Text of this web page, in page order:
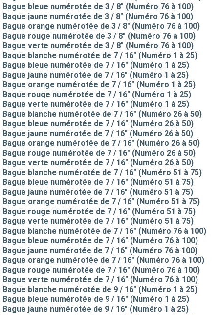
Bague bleue numérotée de 3 / 8" (Numéro 76 à 100)
Bague jaune numérotée de 3 / 8" (Numéro 76 à 100)
Bague orange numérotée de 3 / 8" (Numéro 76 à 100)
Bague rouge numérotée de 3 / 8" (Numéro 76 à 100)
Bague verte numérotée de 3 / 8" (Numéro 76 à 100)
Bague blanche numérotée de 7 / 16" (Numéro 1 à 25)
Bague bleue numérotée de 7 / 16" (Numéro 1 à 25)
Bague jaune numérotée de 7 / 16" (Numéro 1 à 25)
Bague orange numérotée de 7 / 16" (Numéro 1 à 25)
Bague rouge numérotée de 7 / 16" (Numéro 1 à 25)
Bague verte numérotée de 7 / 16" (Numéro 1 à 25)
Bague blanche numérotée de 7 / 16" (Numéro 26 à 50)
Bague bleue numérotée de 7 / 16" (Numéro 26 à 50)
Bague jaune numérotée de 7 / 16" (Numéro 26 à 50)
Bague orange numérotée de 7 / 16" (Numéro 26 à 50)
Bague rouge numérotée de 7 / 16" (Numéro 26 à 50)
Bague verte numérotée de 7 / 16" (Numéro 26 à 50)
Bague blanche numérotée de 7 / 16" (Numéro 51 à 75)
Bague bleue numérotée de 7 / 16" (Numéro 51 à 75)
Bague jaune numérotée de 7 / 16" (Numéro 51 à 75)
Bague orange numérotée de 7 / 16" (Numéro 51 à 75)
Bague rouge numérotée de 7 / 16" (Numéro 51 à 75)
Bague verte numérotée de 7 / 16" (Numéro 51 à 75)
Bague blanche numérotée de 7 / 16" (Numéro 76 à 100)
Bague bleue numérotée de 7 / 16" (Numéro 76 à 100)
Bague jaune numérotée de 7 / 16" (Numéro 76 à 100)
Bague orange numérotée de 7 / 16" (Numéro 76 à 100)
Bague rouge numérotée de 7 / 16" (Numéro 76 à 100)
Bague verte numérotée de 7 / 16" (Numéro 76 à 100)
Bague blanche numérotée de 9 / 16" (Numéro 1 à 25)
Bague bleue numérotée de 9 / 16" (Numéro 1 à 25)
Bague jaune numérotée de 9 / 16" (Numéro 1 à 25)